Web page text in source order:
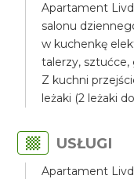
Apartament
salonu
w kuchenkę
talerzy, sztućce,
Z kuchni
leżaki (2 leżaki
USŁUGI
Apartament